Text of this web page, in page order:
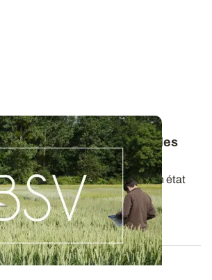
du Végétal - Consultez les
votre région
chaque semaine, dressent un état
des cultures...